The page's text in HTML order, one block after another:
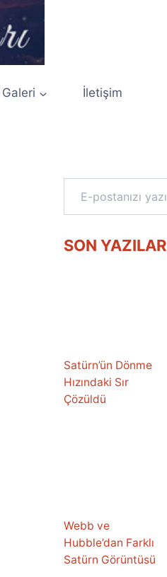
Galeri İletişim
E-postanızı yazın…
SON YAZILAR
Satürn’ün Dönme
Hızındaki Sır
Çözüldü
Webb ve
Hubble’dan Farklı
Satürn Görüntüsü